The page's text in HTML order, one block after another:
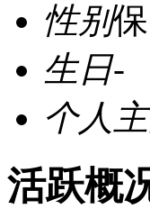
性别
生日-
个人
活跃概